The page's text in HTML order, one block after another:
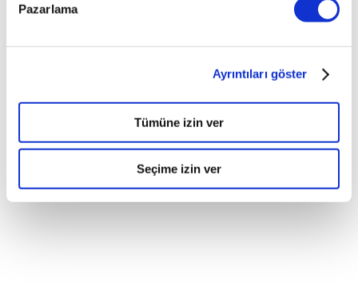
Pazarlama
Ayrıntıları göster
Tümüne izin ver
Seçime izin ver